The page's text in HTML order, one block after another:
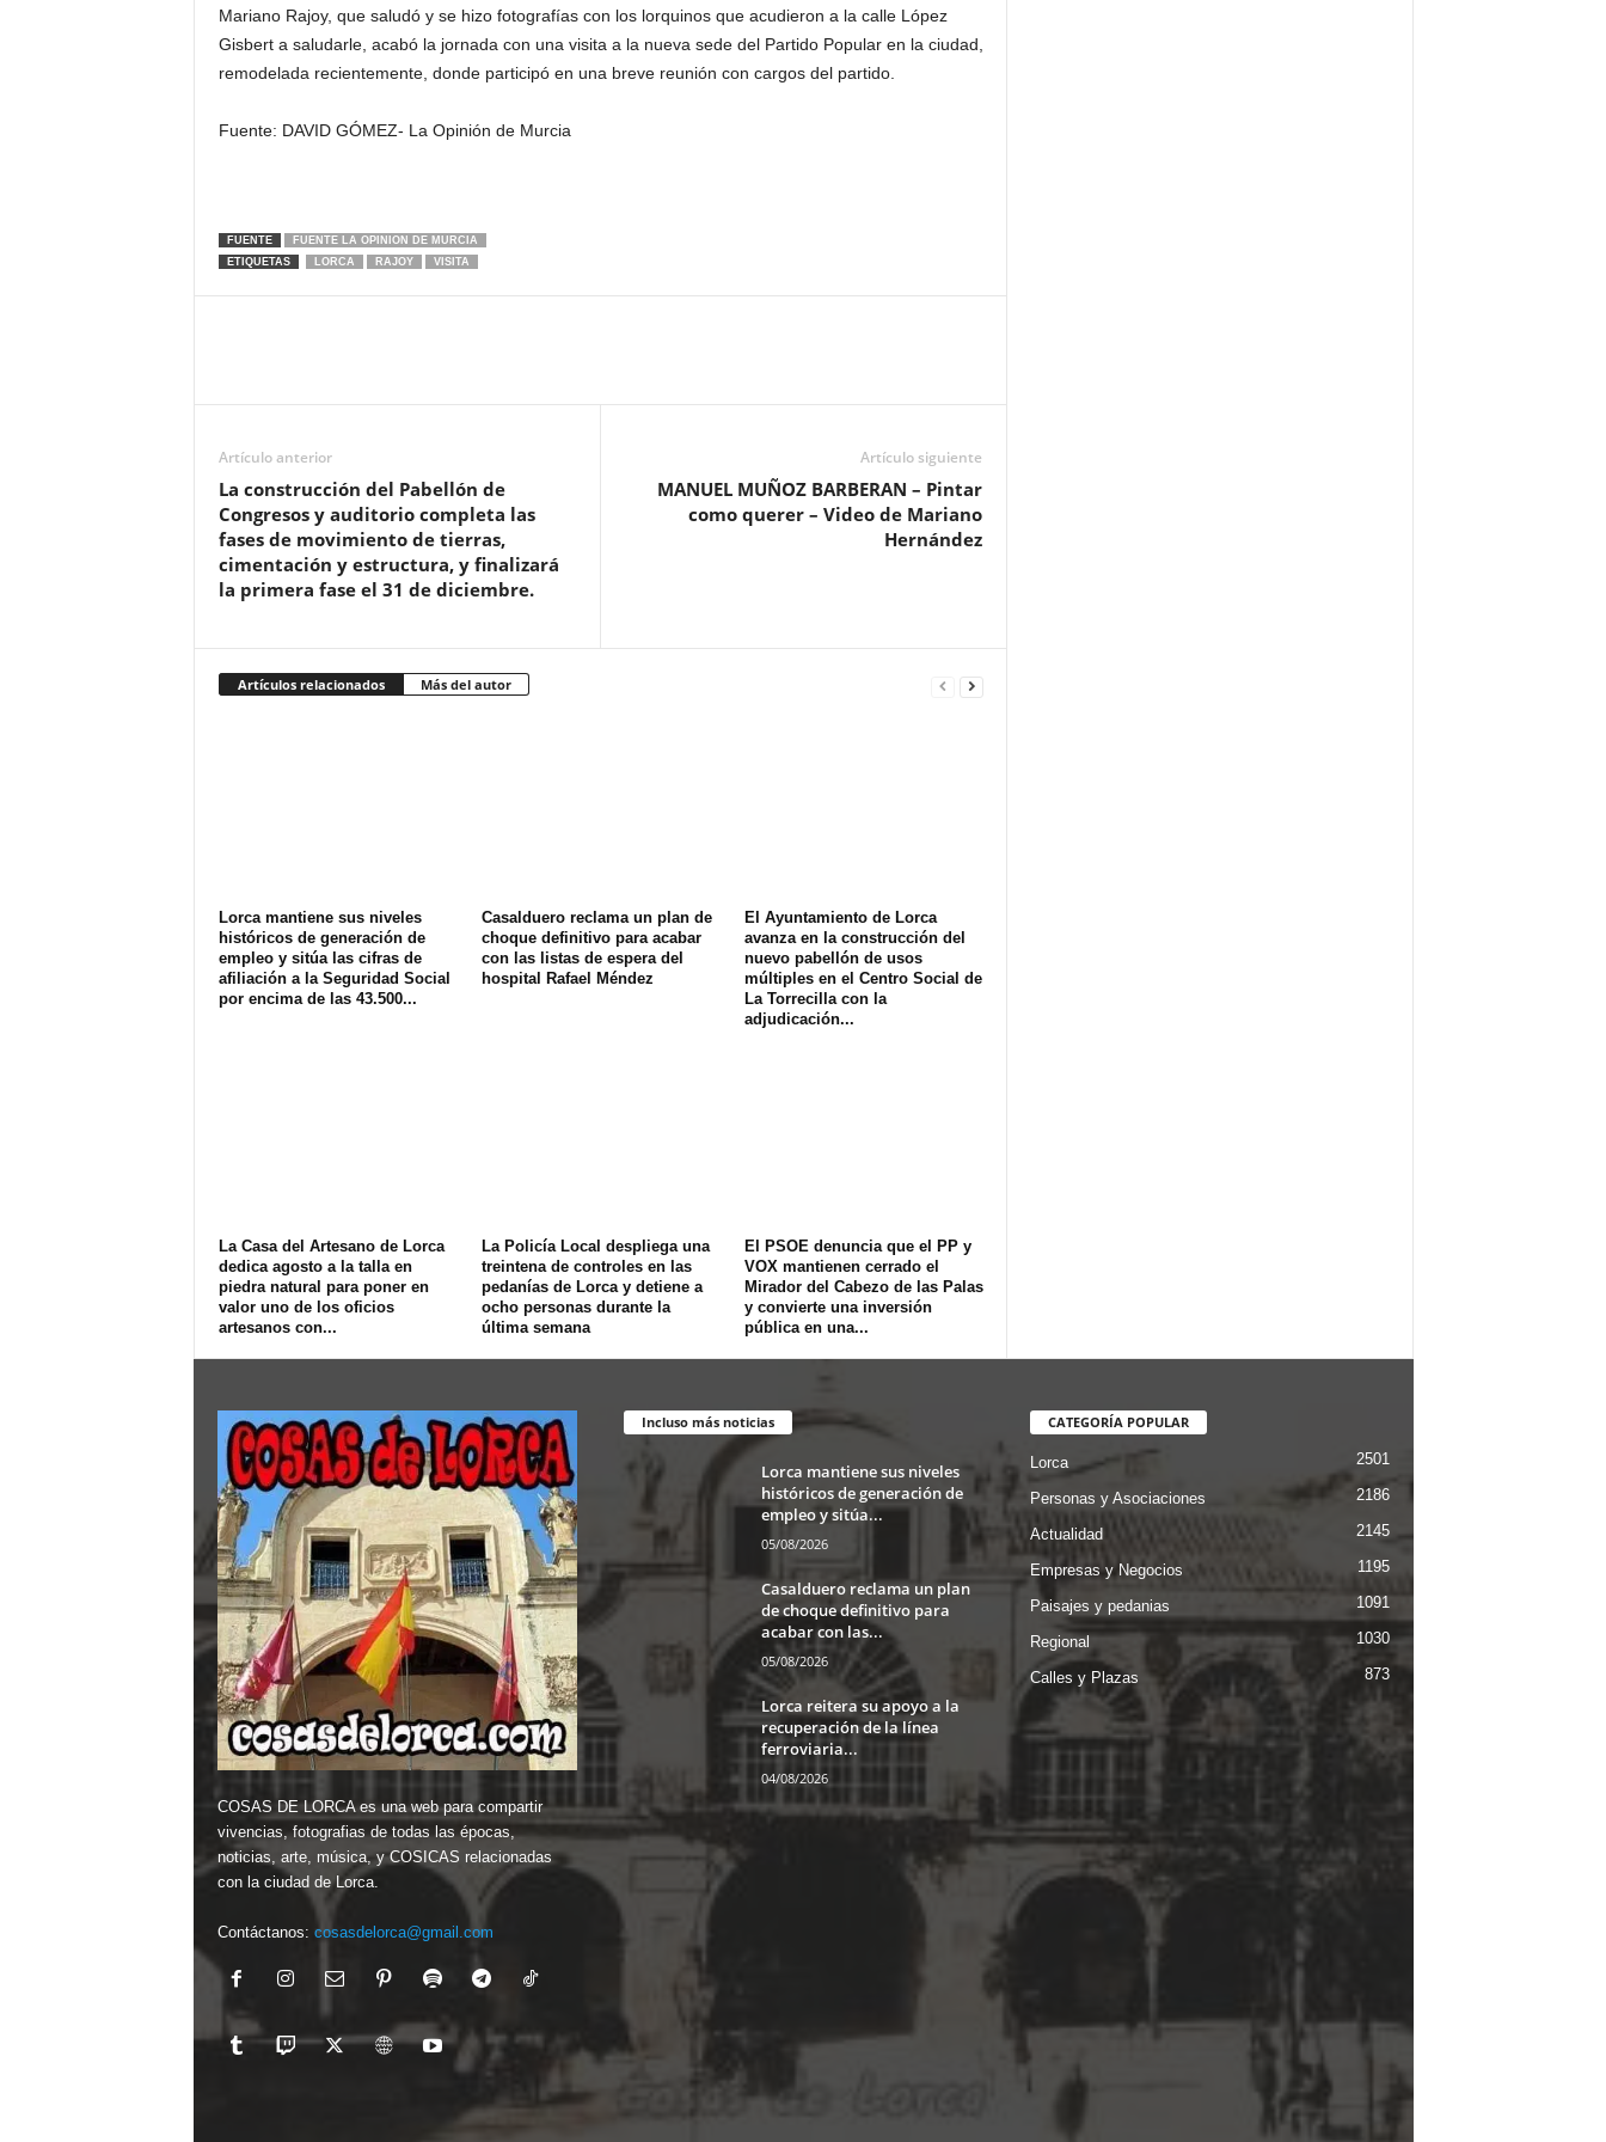
Mariano Rajoy, que saludó y se hizo fotografías con los lorquinos que acudieron a la calle López
Gisbert a saludarle, acabó la jornada con una visita a la nueva sede del Partido Popular en la ciudad,
remodelada recientemente, donde participó en una breve reunión con cargos del partido.
Fuente: DAVID GÓMEZ- La Opinión de Murcia
FUENTE
FUENTE LA OPINION DE MURCIA
ETIQUETAS
LORCA RAJOY VISITA
Artículo anterior
La construcción del Pabellón de
Congresos y auditorio completa las
fases de movimiento de tierras,
cimentación y estructura, y finalizará
la primera fase el 31 de diciembre.
Artículo siguiente
MANUEL MUÑOZ BARBERAN – Pintar
como querer – Video de Mariano
Hernández
Artículos relacionados Más del autor
Lorca mantiene sus niveles
históricos de generación de
empleo y sitúa las cifras de
afiliación a la Seguridad Social
por encima de las 43.500...
Casalduero reclama un plan de
choque definitivo para acabar
con las listas de espera del
hospital Rafael Méndez
El Ayuntamiento de Lorca
avanza en la construcción del
nuevo pabellón de usos
múltiples en el Centro Social de
La Torrecilla con la
adjudicación...
La Casa del Artesano de Lorca
dedica agosto a la talla en
piedra natural para poner en
valor uno de los oficios
artesanos con...
La Policía Local despliega una
treintena de controles en las
pedanías de Lorca y detiene a
ocho personas durante la
última semana
El PSOE denuncia que el PP y
VOX mantienen cerrado el
Mirador del Cabezo de las Palas
y convierte una inversión
pública en una...
COSAS DE LORCA es una web para compartir
vivencias, fotografias de todas las épocas,
noticias, arte, música, y COSICAS relacionadas
con la ciudad de Lorca.
Contáctanos: cosasdelorca@gmail.com
Incluso más noticias
Lorca mantiene sus niveles
históricos de generación de
empleo y sitúa...
05/08/2026
Casalduero reclama un plan
de choque definitivo para
acabar con las...
05/08/2026
Lorca reitera su apoyo a la
recuperación de la línea
ferroviaria...
04/08/2026
CATEGORÍA POPULAR
Lorca 2501
Personas y Asociaciones 2186
Actualidad 2145
Empresas y Negocios 1195
Paisajes y pedanias 1091
Regional 1030
Calles y Plazas 873